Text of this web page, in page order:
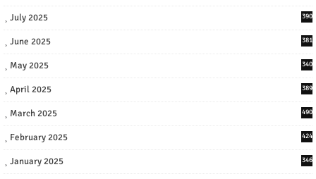
July 2025 390
June 2025 381
May 2025 340
April 2025 389
March 2025 490
February 2025 424
January 2025 346